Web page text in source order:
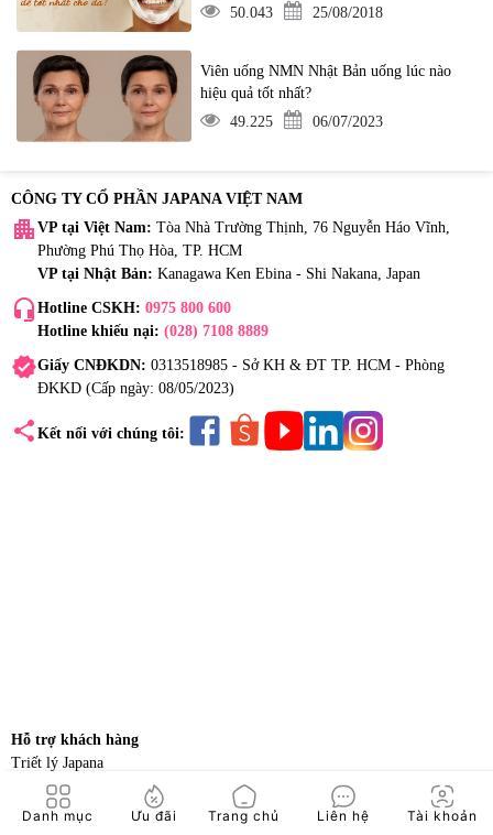
Danh mục Ưu đãi Trang chủ Liên hệ Tài khoản
50.043
25/08/2018
Viên uống NMN Nhật Bản uống lúc nào
hiệu quả tốt nhất?
49.225
06/07/2023
CÔNG TY CỔ PHẦN JAPANA VIỆT NAM
apartment VP tại Việt Nam: Tòa Nhà Trường Thịnh, 76 Nguyễn Háo Vĩnh,
Phường Phú Thọ Hòa, TP. HCM
VP tại Nhật Bản: Kanagawa Ken Ebina - Shi Nakana, Japan
headset_mic Hotline CSKH: 0975 800 600
Hotline khiếu nại: (028) 7108 8889
verifiedGiấy CNĐKDN: 0313518985 - Sở KH & ĐT TP. HCM - Phòng
ĐKKD (Cấp ngày: 08/05/2023)
share Kết nối với chúng tôi:
Hỗ trợ khách hàng
Triết lý Japana
Quy định bán hàng trên Website Japana
Hướng dẫn mua hàng